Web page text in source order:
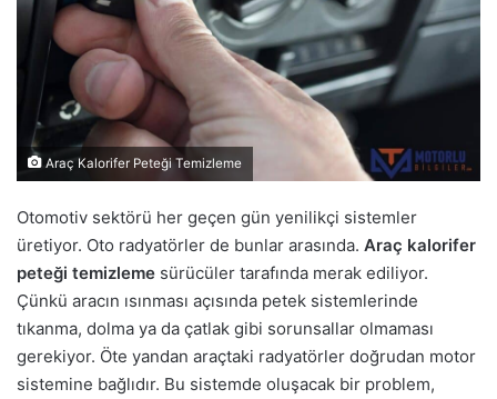
Araç Kalorifer Peteği Temizleme
Otomotiv sektörü her geçen gün yenilikçi sistemler
üretiyor. Oto radyatörler de bunlar arasında. Araç kalorifer
peteği temizleme sürücüler tarafında merak ediliyor.
Çünkü aracın ısınması açısında petek sistemlerinde
tıkanma, dolma ya da çatlak gibi sorunsallar olmaması
gerekiyor. Öte yandan araçtaki radyatörler doğrudan motor
sistemine bağlıdır. Bu sistemde oluşacak bir problem,